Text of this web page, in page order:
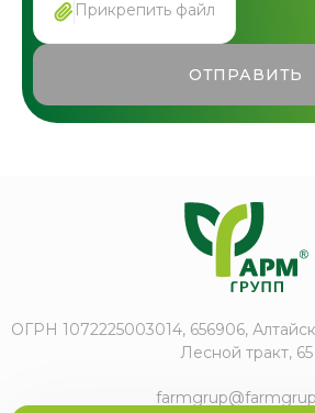
Прикрепить файл
ОТПРАВИТЬ
ОГРН 1072225003014, 656906,
Лесной тракт, 65